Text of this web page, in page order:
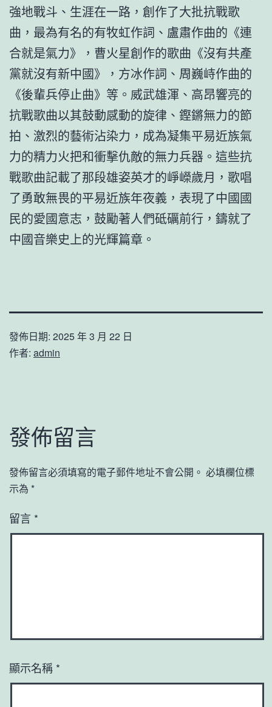
強地戰斗、生涯在一路，創作了大批抗戰歌
曲，最為有名的有牧虹作詞、盧肅作曲的《連
合就是氣力》，曹火星創作的歌曲《沒有共產
黨就沒有新中國》，方冰作詞、周巍峙作曲的
《後輩兵停止曲》等。威武雄渾、高昂響亮的
抗戰歌曲以其鼓動感動的旋律、鏗鏘無力的節
拍、激烈的藝術沾染力，成為凝集平易近族氣
力的精力火把和衝擊仇敵的無力兵器。這些抗
戰歌曲記載了那段雄姿英才的崢嶸歲月，歌唱
了勇敢無畏的平易近族年夜義，表現了中國國
民的愛國意志，鼓勵著人們砥礪前行，鑄就了
中國音樂史上的光輝篇章。
發佈日期: 2025 年 3 月 22 日
作者: admin
發佈留言
發佈留言必須填寫的電子郵件地址不會公開。 必填欄位標
示為 *
留言 *
顯示名稱 *